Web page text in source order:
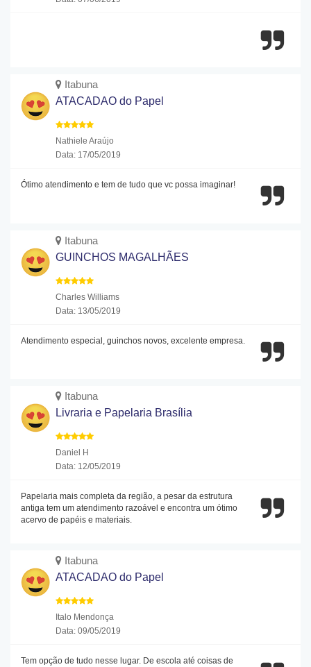
Itabuna
ATACADAO do Papel
Nathiele Araújo
Data: 17/05/2019
Ótimo atendimento e tem de tudo que vc possa imaginar!
Itabuna
GUINCHOS MAGALHÃES
Charles Williams
Data: 13/05/2019
Atendimento especial, guinchos novos, excelente empresa.
Itabuna
Livraria e Papelaria Brasília
Daniel H
Data: 12/05/2019
Papelaria mais completa da região, a pesar da estrutura
antiga tem um atendimento razoável e encontra um ótimo
acervo de papéis e materiais.
Itabuna
ATACADAO do Papel
Italo Mendonça
Data: 09/05/2019
Tem opção de tudo nesse lugar. De escola até coisas de